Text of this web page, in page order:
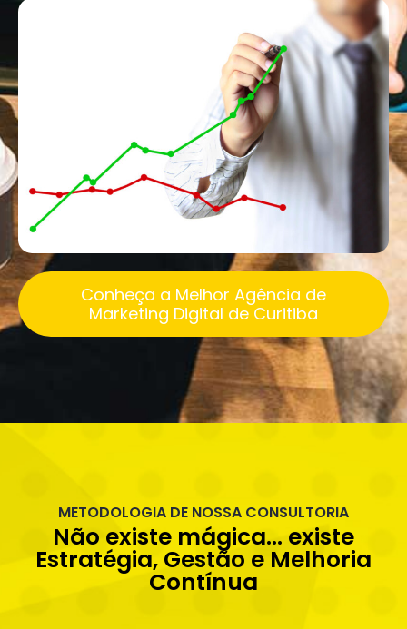
Conheça a Melhor Agência de
Marketing Digital de Curitiba
METODOLOGIA DE NOSSA CONSULTORIA
Não existe mágica... existe
Estratégia, Gestão e Melhoria
Contínua